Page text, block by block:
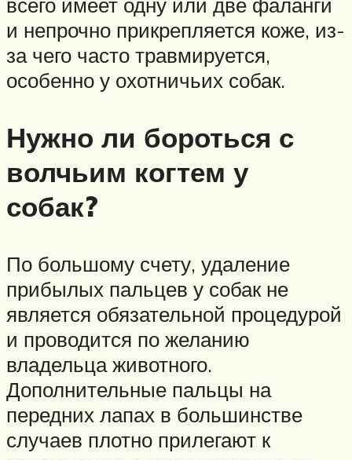
и непрочно прикрепляется коже, из-
за чего часто травмируется,
особенно у охотничьих собак.
Нужно ли бороться с
волчьим когтем у
собак?
По большому счету, удаление
прибылых пальцев у собак не
является обязательной процедурой
и проводится по желанию
владельца животного.
Дополнительные пальцы на
передних лапах в большинстве
случаев плотно прилегают к